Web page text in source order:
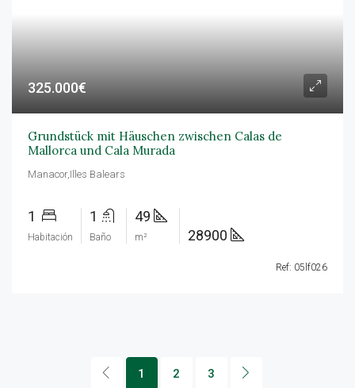
325.000€
Grundstück mit Häuschen zwischen Calas de
Mallorca und Cala Murada
Manacor,Illes Balears
1
Habitación
1
Baño
49
m² 28900
Ref: 05lf026
1 2 3